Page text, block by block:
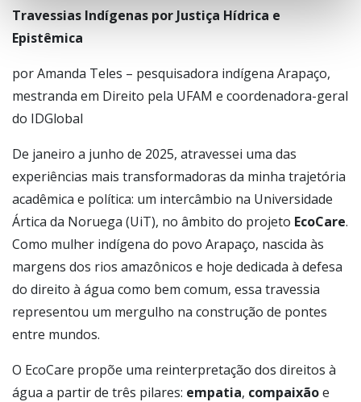
Travessias Indígenas por Justiça Hídrica e
Epistêmica
por Amanda Teles – pesquisadora indígena Arapaço,
mestranda em Direito pela UFAM e coordenadora-geral
do IDGlobal
De janeiro a junho de 2025, atravessei uma das
experiências mais transformadoras da minha trajetória
acadêmica e política: um intercâmbio na Universidade
Ártica da Noruega (UiT), no âmbito do projeto EcoCare.
Como mulher indígena do povo Arapaço, nascida às
margens dos rios amazônicos e hoje dedicada à defesa
do direito à água como bem comum, essa travessia
representou um mergulho na construção de pontes
entre mundos.
O EcoCare propõe uma reinterpretação dos direitos à
água a partir de três pilares: empatia, compaixãoe